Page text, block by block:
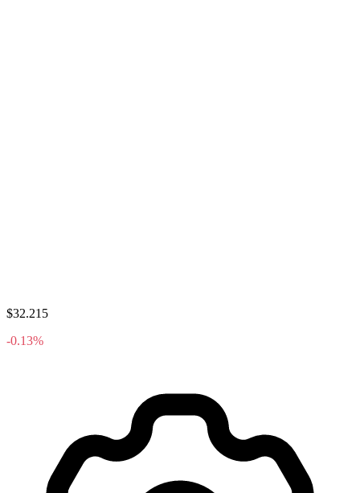
$32.215
-0.13%